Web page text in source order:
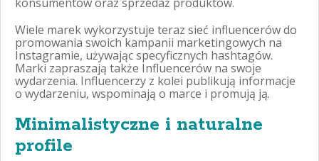
Wiele marek wykorzystuje teraz sieć influencerów do
promowania swoich kampanii marketingowych na
Instagramie, używając specyficznych hashtagów.
Marki zapraszają także Influencerów na swoje
wydarzenia. Influencerzy z kolei publikują informacje
o wydarzeniu, wspominają o marce i promują ją.
Minimalistyczne i naturalne
profile